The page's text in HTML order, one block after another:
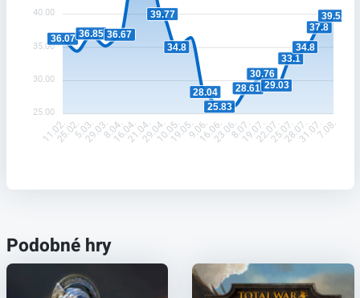
40.00
35.00
30.00
25.00
36.07 36.85 36.67
39.77
34.8
28.04
25.83
28.61
30.76
29.03
33.1
34.8
37.8
39.52
11.02.25.02.5.03.29.03.8.04.16.04.21.04.29.04.10.05.19.05.9.06.16.06.23.06.8.07.19.07.22.07.25.07.28.07.31.07.7.08.
Podobné hry